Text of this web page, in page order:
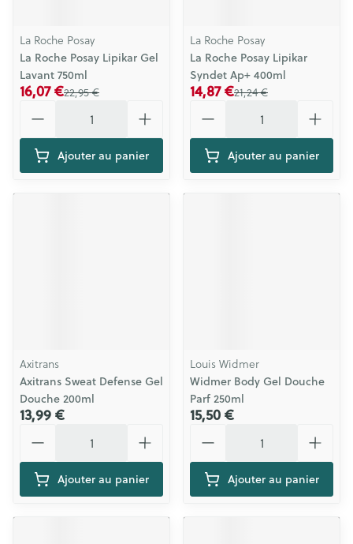
La Roche Posay
La Roche Posay Lipikar Gel
Lavant 750ml
22,95 €
16,07 €
Ajouter au panier
La Roche Posay
La Roche Posay Lipikar
Syndet Ap+ 400ml
21,24 €
14,87 €
Ajouter au panier
Axitrans
Axitrans Sweat Defense Gel
Douche 200ml
13,99 €
Ajouter au panier
Louis Widmer
Widmer Body Gel Douche
Parf 250ml
15,50 €
Ajouter au panier